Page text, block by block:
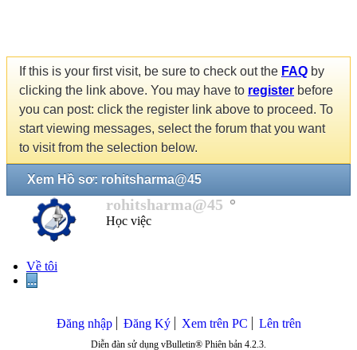
If this is your first visit, be sure to check out the FAQ by
clicking the link above. You may have to register before
you can post: click the register link above to proceed. To
start viewing messages, select the forum that you want
to visit from the selection below.
Xem Hồ sơ: rohitsharma@45
rohitsharma@45
Học việc
Về tôi
...
Đăng nhập Đăng Ký Xem trên PC Lên trên
Diễn đàn sử dụng vBulletin® Phiên bản 4.2.3.